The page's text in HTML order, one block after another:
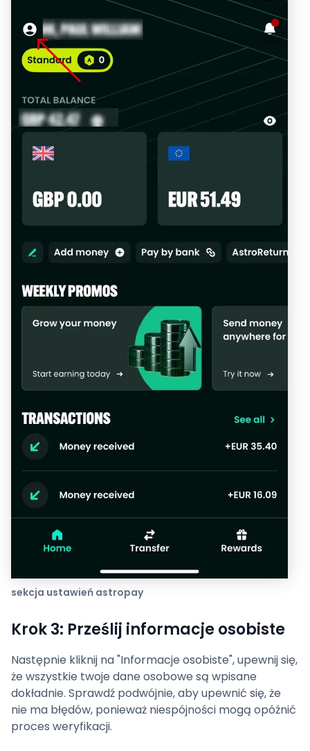
sekcja ustawień astropay
Krok 3: Prześlij informacje osobiste
Następnie kliknij na "Informacje osobiste", upewnij się,
że wszystkie twoje dane osobowe są wpisane
dokładnie. Sprawdź podwójnie, aby upewnić się, że
nie ma błędów, ponieważ niespójności mogą opóźnić
proces weryfikacji.